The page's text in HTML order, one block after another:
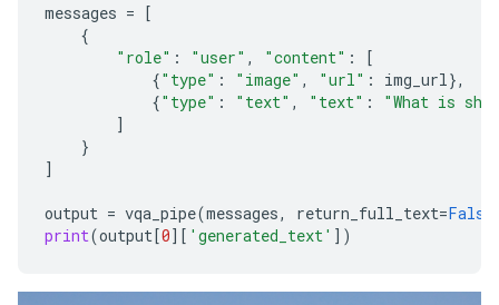
messages = [
{
"role" : "user" , "content" :
[
{"type" : "image" , "url" : img_url},
{"type" : "text" , "text" :
"What is
]
}
]
output = vqa_pipe(messages, return_full_text=False
print(output[0][ 'generated_text' ])